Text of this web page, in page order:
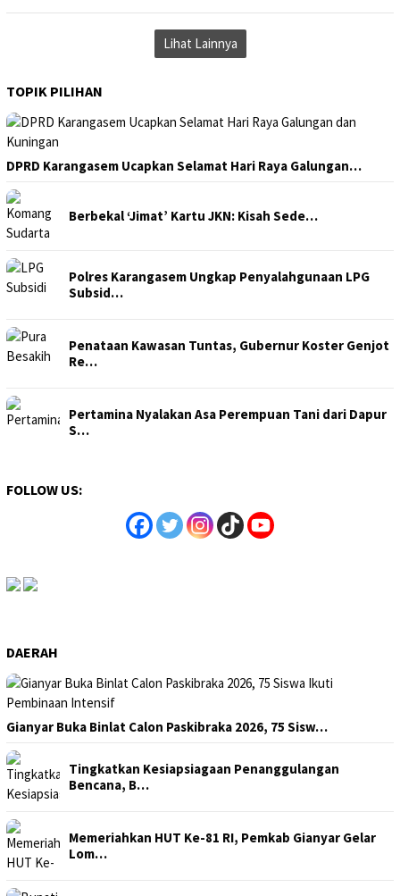
Lihat Lainnya
TOPIK PILIHAN
DPRD Karangasem Ucapkan Selamat Hari Raya Galungan…
Berbekal ‘Jimat’ Kartu JKN: Kisah Sede…
Polres Karangasem Ungkap Penyalahgunaan LPG
Subsid…
Penataan Kawasan Tuntas, Gubernur Koster Genjot
Re…
Pertamina Nyalakan Asa Perempuan Tani dari Dapur
S…
FOLLOW US:
DAERAH
Gianyar Buka Binlat Calon Paskibraka 2026, 75 Sisw…
Tingkatkan Kesiapsiagaan Penanggulangan
Bencana, B…
Memeriahkan HUT Ke-81 RI, Pemkab Gianyar Gelar
Lom…